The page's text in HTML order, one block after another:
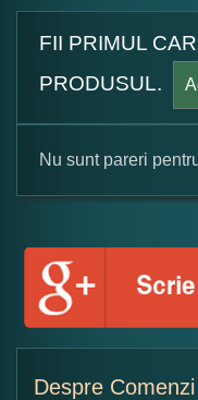
FII PRIMUL
PRODUSUL.
Formular pareri
Numele
Nu sunt pareri
Despre Comenzi